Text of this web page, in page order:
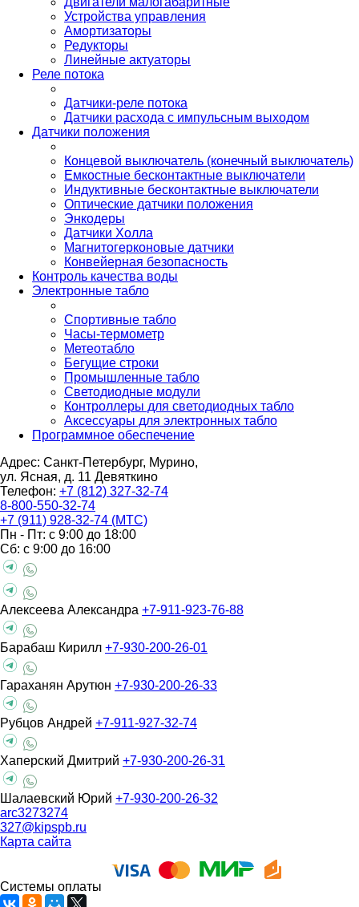
Устройства управления
Амортизаторы
Редукторы
Линейные актуаторы
Реле потока
Датчики-реле потока
Датчики расхода с импульсным выходом
Датчики положения
Концевой выключатель (конечный выключатель)
Емкостные бесконтактные выключатели
Индуктивные бесконтактные выключатели
Оптические датчики положения
Энкодеры
Датчики Холла
Магнитогерконовые датчики
Конвейерная безопасность
Контроль качества воды
Электронные табло
Спортивные табло
Часы-термометр
Метеотабло
Бегущие строки
Промышленные табло
Светодиодные модули
Контроллеры для светодиодных табло
Аксессуары для электронных табло
Программное обеспечение
Адрес: Санкт-Петербург, Мурино,
ул. Ясная, д. 11 Девяткино
Телефон: +7 (812) 327-32-74
8-800-550-32-74
+7 (911) 928-32-74 (МТС)
Пн - Пт: с 9:00 до 18:00
Сб: с 9:00 до 16:00
Алексеева Александра +7-911-923-76-88
Барабаш Кирилл +7-930-200-26-01
Гараханян Арутюн +7-930-200-26-33
Рубцов Андрей +7-911-927-32-74
Хаперский Дмитрий +7-930-200-26-31
Шалаевский Юрий +7-930-200-26-32
arc3273274
327@kipspb.ru
Карта сайта
Системы оплаты